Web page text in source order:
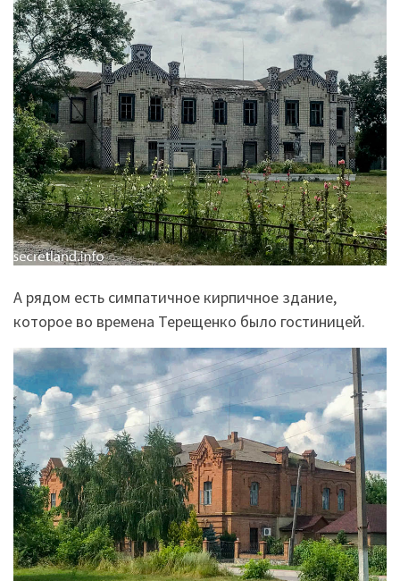
А рядом есть симпатичное кирпичное здание,
которое во времена Терещенко было гостиницей.